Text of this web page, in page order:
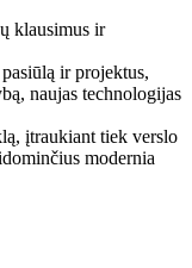
klausimus ir
ir projektus,
naujas technologijas
įtraukiant tiek verslo
modernia